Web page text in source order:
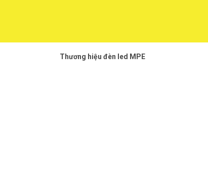
Thương hiệu đèn led MPE